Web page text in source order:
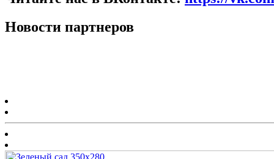
Новости партнеров